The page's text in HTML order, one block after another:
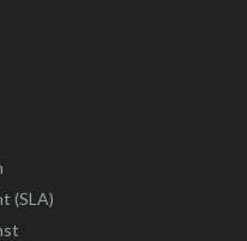
(SLA)